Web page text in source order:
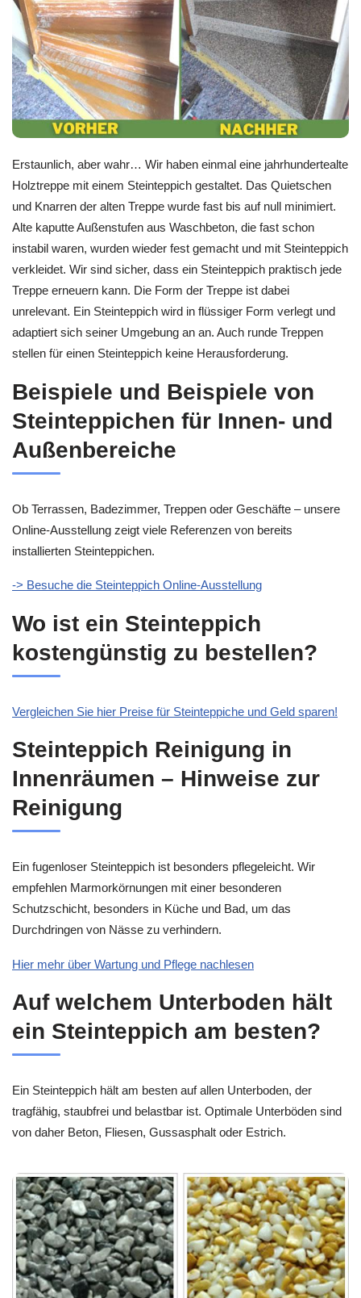
Erstaunlich, aber wahr… Wir haben einmal eine jahrhundertealte
Holztreppe mit einem Steinteppich gestaltet. Das Quietschen
und Knarren der alten Treppe wurde fast bis auf null minimiert.
Alte kaputte Außenstufen aus Waschbeton, die fast schon
instabil waren, wurden wieder fest gemacht und mit Steinteppich
verkleidet. Wir sind sicher, dass ein Steinteppich praktisch jede
Treppe erneuern kann. Die Form der Treppe ist dabei
unrelevant. Ein Steinteppich wird in flüssiger Form verlegt und
adaptiert sich seiner Umgebung an an. Auch runde Treppen
stellen für einen Steinteppich keine Herausforderung.
Beispiele und Beispiele von
Steinteppichen für Innen- und
Außenbereiche
Ob Terrassen, Badezimmer, Treppen oder Geschäfte – unsere
Online-Ausstellung zeigt viele Referenzen von bereits
installierten Steinteppichen.
-> Besuche die Steinteppich Online-Ausstellung
Wo ist ein Steinteppich
kostengünstig zu bestellen?
Vergleichen Sie hier Preise für Steinteppiche und Geld sparen!
Steinteppich Reinigung in
Innenräumen – Hinweise zur
Reinigung
Ein fugenloser Steinteppich ist besonders pflegeleicht. Wir
empfehlen Marmorkörnungen mit einer besonderen
Schutzschicht, besonders in Küche und Bad, um das
Durchdringen von Nässe zu verhindern.
Hier mehr über Wartung und Pflege nachlesen
Auf welchem Unterboden hält
ein Steinteppich am besten?
Ein Steinteppich hält am besten auf allen Unterboden, der
tragfähig, staubfrei und belastbar ist. Optimale Unterböden sind
von daher Beton, Fliesen, Gussasphalt oder Estrich.